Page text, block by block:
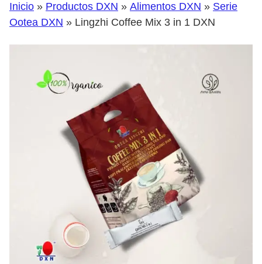
Inicio » Productos DXN » Alimentos DXN » Serie
Ootea DXN » Lingzhi Coffee Mix 3 in 1 DXN